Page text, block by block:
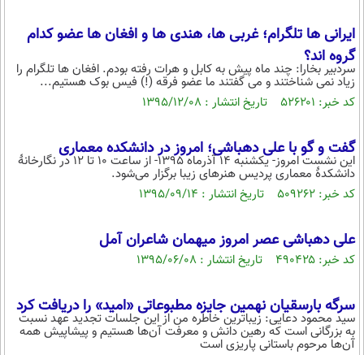
ایرانی ها تلگرام؛ غربی ها، هندی ها و افغان ها عضو کدام
گروه اند؟
سردبیر بخارا: چند ماه پیش به کابل و هرات رفته بودم. افغان ها تلگرام را
زیاد نمی شناختند و می گفتند ما عضو فرقه (!) فیس بوک هستیم...
کد خبر: ۵۲۶۲۰۱ تاریخ انتشار : ۱۳۹۵/۱۲/۰۸
گفت و گو با علی دهباشی؛ امروز در دانشکده معماری
این نشست امروز- یکشنبه ۱۴ آذرماه ۱۳۹۵- از ساعت ۱۰ تا ۱۲ در نگارخانۀ
دانشکدۀ معماری پردیس هنرهای زیبا برگزار می‌شود.
کد خبر: ۵۰۹۲۶۲ تاریخ انتشار : ۱۳۹۵/۰۹/۱۴
علی دهباشی عصر امروز میهمان شاعران آمل
کد خبر: ۴۹۰۴۲۵ تاریخ انتشار : ۱۳۹۵/۰۶/۰۸
سرگه بارسقیان نهمین جایزه مطبوعاتی «امید» را دریافت کرد
سید محمود دعایی: زیباترین خاطره من از این جلسات تجدید عهد نسبت
به بزرگانی است که رهین دانش و معرفت آن‌ها هستیم و پیشاپیش همه
آن‌ها مرحوم باستانی پاریزی است